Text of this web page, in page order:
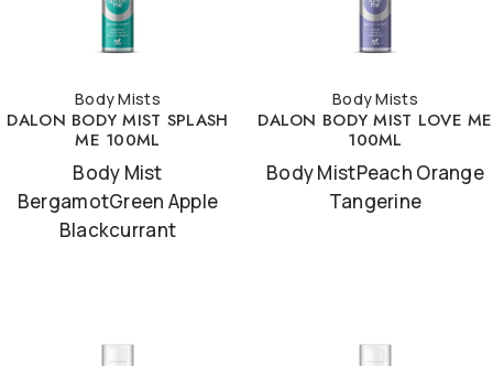
Body Mists
DALON BODY MIST SPLASH
ME 100ML
Body Mist
BergamotGreen Apple
Blackcurrant
Body Mists
DALON BODY MIST LOVE ME
100ML
Body MistPeach Orange
Tangerine